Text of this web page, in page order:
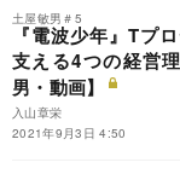
土屋敏男＃5
『電波少年』Tプ
支える4つの経営
男・動画】
入山章栄
2021年9月3日 4:50